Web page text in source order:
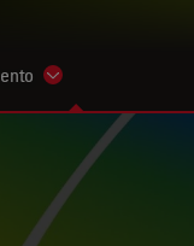
Show subnavigation